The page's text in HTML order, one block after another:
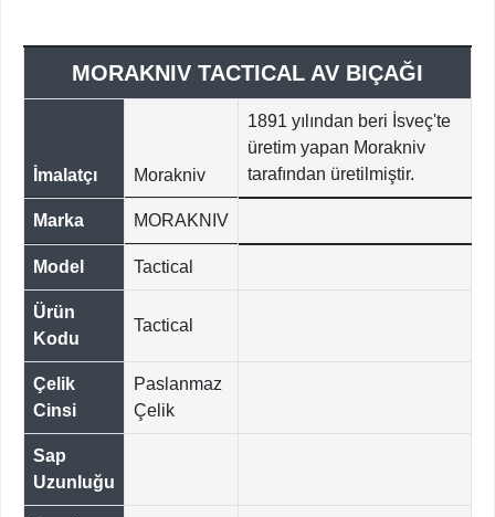
MORAKNIV TACTICAL AV BIÇAĞI
İmalatçı Morakniv
1891 yılından beri İsveç'te
üretim yapan Morakniv
tarafından üretilmiştir.
Marka MORAKNIV
Model Tactical
Ürün
Kodu
Tactical
Çelik
Cinsi
Paslanmaz
Çelik
Sap
Uzunluğu